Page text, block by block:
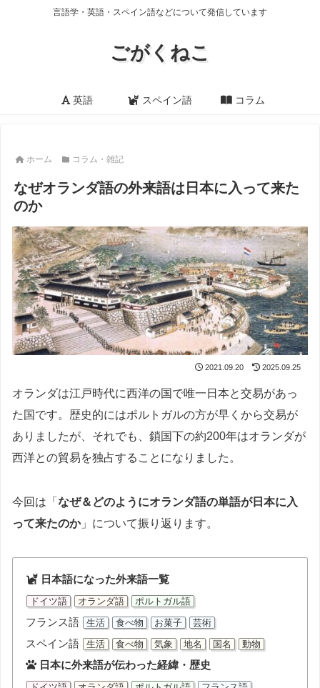
言語学・英語・スペイン語などについて発信しています
ごがくねこ
英語 スペイン語 コラム
ホーム コラム・雑記
なぜオランダ語の外来語は日本に入って来た
のか
2021.09.20 2025.09.25
オランダは江戸時代に西洋の国で唯一日本と交易があっ
た国です。歴史的にはポルトガルの方が早くから交易が
ありましたが、それでも、鎖国下の約200年はオランダが
西洋との貿易を独占することになりました。
今回は「 なぜ＆どのようにオランダ語の単語が日本に入
って来たのか」について振り返ります。
日本語になった外来語一覧
ドイツ語 オランダ語 ポルトガル語
フランス語 生活 食べ物 お菓子 芸術
スペイン語 生活 食べ物 気象 地名 国名 動物
日本に外来語が伝わった経緯・歴史